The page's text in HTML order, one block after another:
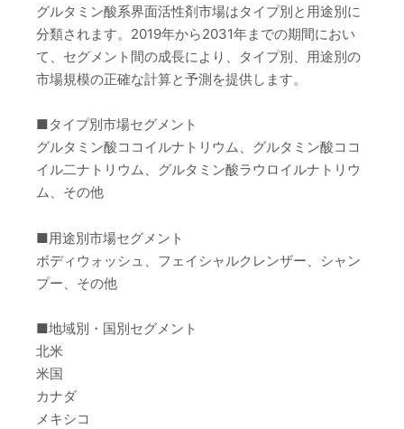
グルタミン酸系界面活性剤市場はタイプ別と用途別に
分類されます。2019年から2031年までの期間におい
て、セグメント間の成長により、タイプ別、用途別の
市場規模の正確な計算と予測を提供します。
■タイプ別市場セグメント
グルタミン酸ココイルナトリウム、グルタミン酸ココ
イル二ナトリウム、グルタミン酸ラウロイルナトリウ
ム、その他
■用途別市場セグメント
ボディウォッシュ、フェイシャルクレンザー、シャン
プー、その他
■地域別・国別セグメント
北米
米国
カナダ
メキシコ